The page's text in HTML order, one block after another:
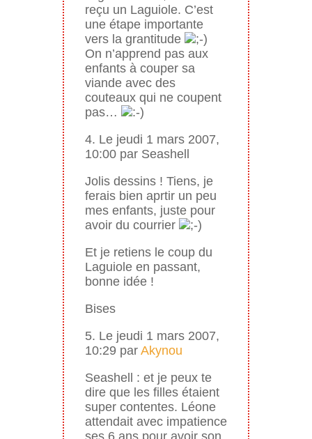
reçu un Laguiole. C’est
une étape importante
vers la grantitude
On n’apprend pas aux
enfants à couper sa
viande avec des
couteaux qui ne coupent
pas…
4. Le jeudi 1 mars 2007,
10:00 par Seashell
Jolis dessins ! Tiens, je
ferais bien aprtir un peu
mes enfants, juste pour
avoir du courrier
Et je retiens le coup du
Laguiole en passant,
bonne idée !
Bises
5. Le jeudi 1 mars 2007,
10:29 par Akynou
Seashell : et je peux te
dire que les filles étaient
super contentes. Léone
attendait avec impatience
ses 6 ans pour avoir son